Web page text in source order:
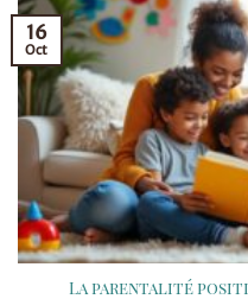
La parentalité
16
Oct